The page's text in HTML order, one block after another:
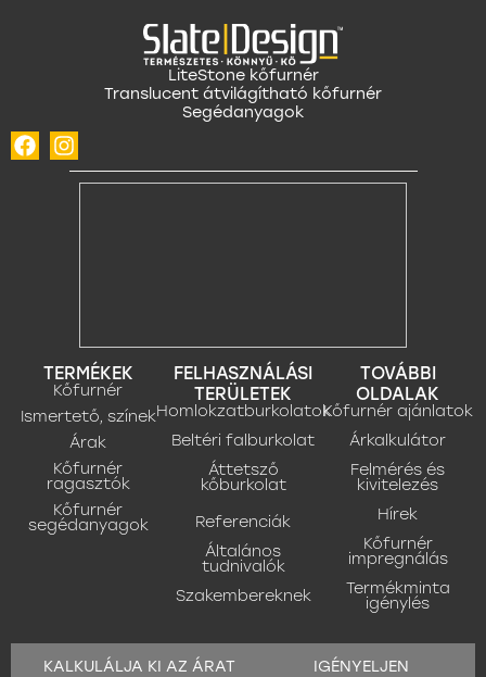
LiteStone kőfurnér
Translucent átvilágítható kőfurnér
Segédanyagok
TERMÉKEK
Kőfurnér
Ismertető, színek
Árak
Kőfurnér
ragasztók
Kőfurnér
segédanyagok
FELHASZNÁLÁSI
TERÜLETEK
Homlokzatburkolatok
Beltéri falburkolat
Áttetsző
kőburkolat
Referenciák
Általános
tudnivalók
Szakembereknek
TOVÁBBI
OLDALAK
Kőfurnér ajánlatok
Árkalkulátor
Felmérés és
kivitelezés
Hírek
Kőfurnér
impregnálás
Termékminta
igénylés
KALKULÁLJA KI AZ ÁRAT
IGÉNYELJEN